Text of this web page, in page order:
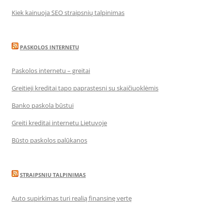
Kiek kainuoja SEO straipsnių talpinimas
PASKOLOS INTERNETU
Paskolos internetu – greitai
Greitieji kreditai tapo paprastesni su skaičiuoklėmis
Banko paskola būstui
Greiti kreditai internetu Lietuvoje
Būsto paskolos palūkanos
STRAIPSNIU TALPINIMAS
Auto supirkimas turi realią finansinę vertę